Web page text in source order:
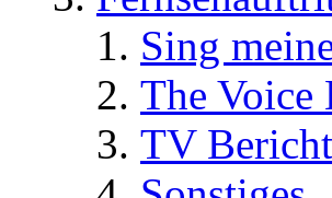
Sing
The Voice
TV